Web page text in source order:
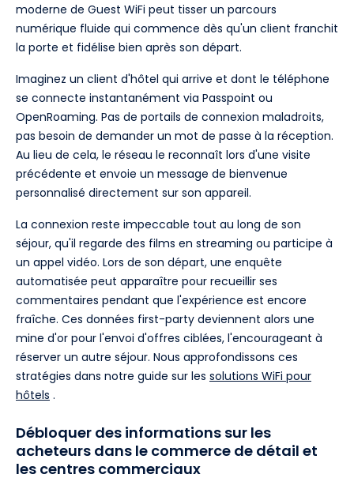
moderne de Guest WiFi peut tisser un parcours
numérique fluide qui commence dès qu'un client franchit
la porte et fidélise bien après son départ.
Imaginez un client d'hôtel qui arrive et dont le téléphone
se connecte instantanément via Passpoint ou
OpenRoaming. Pas de portails de connexion maladroits,
pas besoin de demander un mot de passe à la réception.
Au lieu de cela, le réseau le reconnaît lors d'une visite
précédente et envoie un message de bienvenue
personnalisé directement sur son appareil.
La connexion reste impeccable tout au long de son
séjour, qu'il regarde des films en streaming ou participe à
un appel vidéo. Lors de son départ, une enquête
automatisée peut apparaître pour recueillir ses
commentaires pendant que l'expérience est encore
fraîche. Ces données first-party deviennent alors une
mine d'or pour l'envoi d'offres ciblées, l'encourageant à
réserver un autre séjour. Nous approfondissons ces
stratégies dans notre guide sur les solutions WiFi pour
hôtels .
Débloquer des informations sur les
acheteurs dans le commerce de détail et
les centres commerciaux